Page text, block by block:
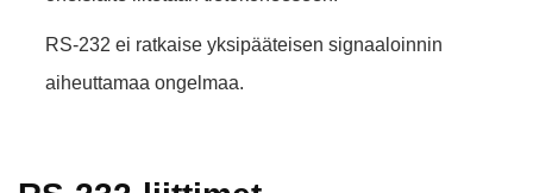
RS-232 ei ratkaise yksipääteisen signaaloinnin
aiheuttamaa ongelmaa.